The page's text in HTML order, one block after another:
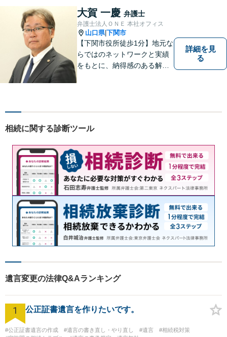
トナー」として、お客さまに
寄り添いますので、お気軽に
ご相談ください。
大賀 一慶 弁護士
弁護士法人ＯＮＥ 本社オフィス
山口県|下関市
【下関市役所徒歩1分】地元な
らではのネットワークと実績
をもとに、納得感のある解決
詳細を見
る
相続に関する診断ツール
遺言変更の法律Q&Aランキング
1 公正証書遺言を作りたいです。
#公正証書遺言の作成 #遺言の書き直し・やり直し #遺言
#相続税対策